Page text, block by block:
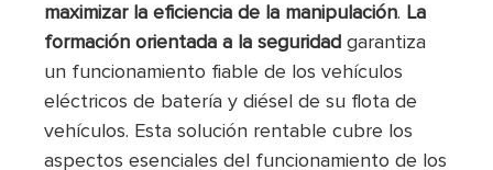
maximizar la eficiencia de la manipulación. La
formación orientada a la seguridad garantiza
un funcionamiento fiable de los vehículos
eléctricos de batería y diésel de su flota de
vehículos. Esta solución rentable cubre los
aspectos esenciales del funcionamiento de los